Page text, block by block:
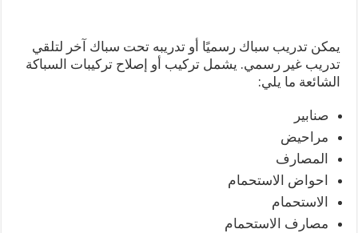
يمكن تدريب سباك رسميًا أو تدريبه تحت سباك آخر لتلقي
تدريب غير رسمي. يشمل تركيب أو إصلاح تركيبات السباكة
الشائعة ما يلي:
صنابير
مراحيض
المصارف
احواض الاستحمام
الاستحمام
مصارف الاستحمام